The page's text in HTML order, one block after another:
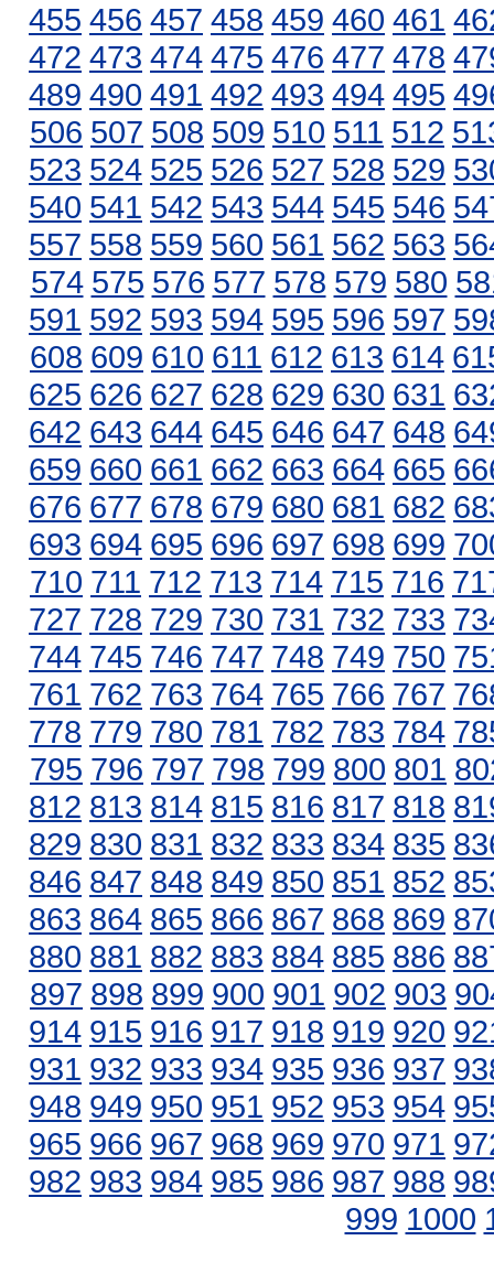
455 456 457 458 459 460 461
472 473 474 475 476 477 478
489 490 491 492 493 494 495
506 507 508 509 510 511 512
523 524 525 526 527 528 529
540 541 542 543 544 545 546
557 558 559 560 561 562 563
574 575 576 577 578 579 580
591 592 593 594 595 596 597
608 609 610 611 612 613 614
625 626 627 628 629 630 631
642 643 644 645 646 647 648
659 660 661 662 663 664 665
676 677 678 679 680 681 682
693 694 695 696 697 698 699
710 711 712 713 714 715 716
727 728 729 730 731 732 733
744 745 746 747 748 749 750
761 762 763 764 765 766 767
778 779 780 781 782 783 784
795 796 797 798 799 800 801
812 813 814 815 816 817 818
829 830 831 832 833 834 835
846 847 848 849 850 851 852
863 864 865 866 867 868 869
880 881 882 883 884 885 886
897 898 899 900 901 902 903
914 915 916 917 918 919 920
931 932 933 934 935 936 937
948 949 950 951 952 953 954
965 966 967 968 969 970 971
982 983 984 985 986 987 988
999 1000